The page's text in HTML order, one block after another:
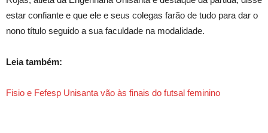
estar confiante e que ele e seus colegas farão de tudo para dar o
nono título seguido a sua faculdade na modalidade.
Leia também:
Fisio e Fefesp Unisanta vão às finais do futsal feminino